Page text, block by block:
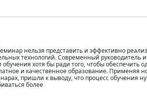
нельзя представить и эффективно
технологий. Современный руководитель
хотя бы ради того, чтобы обеспечить
и качественное образование. Применяя
пришли к выводу, что процесс обучения
более